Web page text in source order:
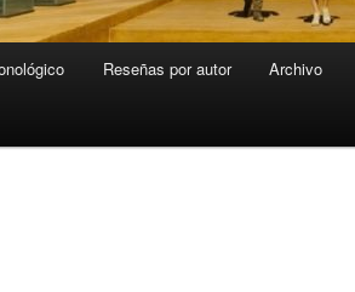
Reseñas por autor Archivo